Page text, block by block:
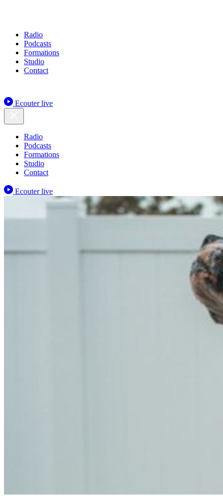
Radio
Podcasts
Formations
Studio
Contact
Ecouter live
Radio
Podcasts
Formations
Studio
Contact
Ecouter live